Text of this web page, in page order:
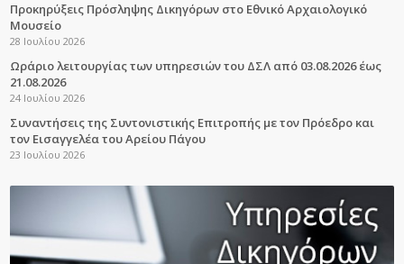
Προκηρύξεις Πρόσληψης Δικηγόρων στο Εθνικό Αρχαιολογικό
Μουσείο
28 Ιουλίου 2026
Ωράριο λειτουργίας των υπηρεσιών του ΔΣΛ από 03.08.2026 έως
21.08.2026
24 Ιουλίου 2026
Συναντήσεις της Συντονιστικής Επιτροπής με τον Πρόεδρο και
τον Εισαγγελέα του Αρείου Πάγου
23 Ιουλίου 2026